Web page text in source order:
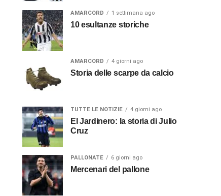
AMARCORD 1 settimana ago
10 esultanze storiche
AMARCORD 4 giorni ago
Storia delle scarpe da calcio
TUTTE LE NOTIZIE 4 giorni ago
El Jardinero: la storia di Julio
Cruz
PALLONATE 6 giorni ago
Mercenari del pallone